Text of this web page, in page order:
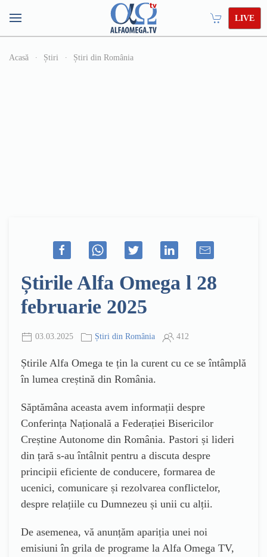
LIVE
Acasă Știri Știri din România
Știrile Alfa Omega l 28
februarie 2025
03.03.2025 Știri din România 412
Știrile Alfa Omega te țin la curent cu ce se întâmplă
în lumea creștină din România.
Săptămâna aceasta avem informații despre
Conferința Națională a Federației Bisericilor
Creștine Autonome din România. Pastori și lideri
din țară s-au întâlnit pentru a discuta despre
principii eficiente de conducere, formarea de
ucenici, comunicare și rezolvarea conflictelor,
despre relațiile cu Dumnezeu și unii cu alții.
De asemenea, vă anunțăm apariția unei noi
emisiuni în grila de programe la Alfa Omega TV,